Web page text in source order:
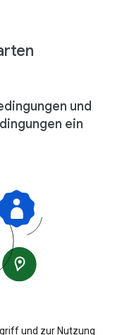
und
ein
und zur Nutzung